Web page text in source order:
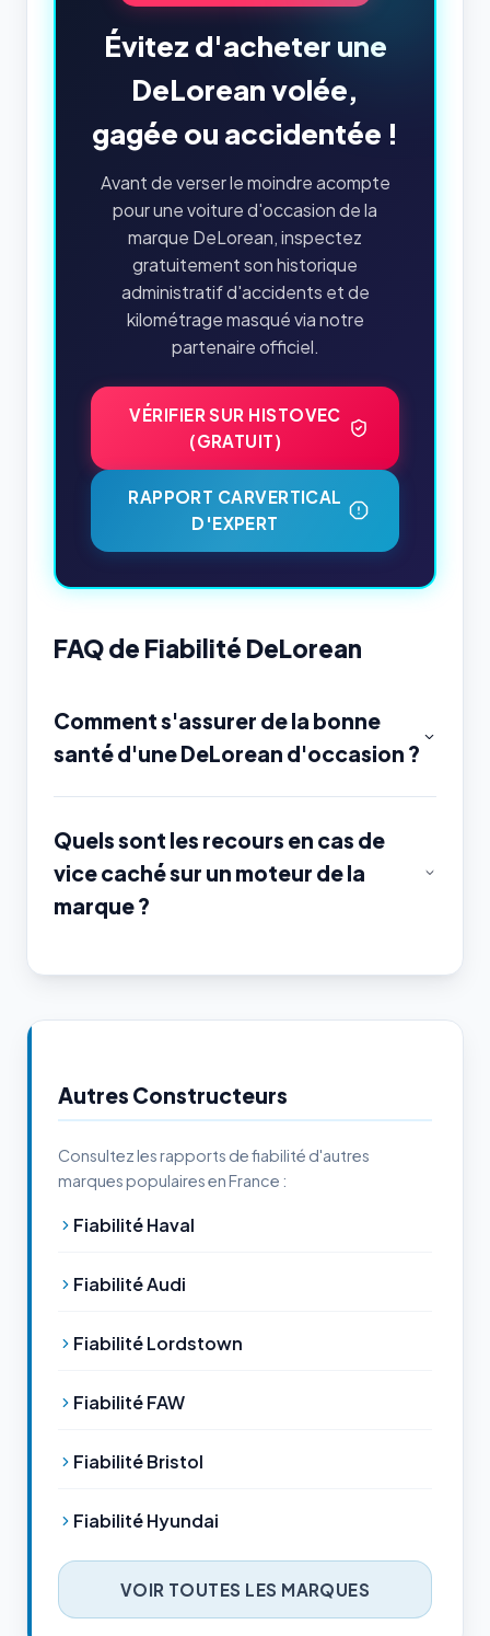
Évitez d'acheter une
DeLorean volée,
gagée ou accidentée !
Avant de verser le moindre acompte
pour une voiture d'occasion de la
marque DeLorean, inspectez
gratuitement son historique
administratif d'accidents et de
kilométrage masqué via notre
partenaire officiel.
VÉRIFIER SUR HISTOVEC
(GRATUIT)
RAPPORT CARVERTICAL
D'EXPERT
FAQ de Fiabilité DeLorean
Comment s'assurer de la bonne
santé d'une DeLorean d'occasion ?
Quels sont les recours en cas de
vice caché sur un moteur de la
marque ?
Autres Constructeurs
Consultez les rapports de fiabilité d'autres
marques populaires en France :
Fiabilité Haval
Fiabilité Audi
Fiabilité Lordstown
Fiabilité FAW
Fiabilité Bristol
Fiabilité Hyundai
VOIR TOUTES LES MARQUES